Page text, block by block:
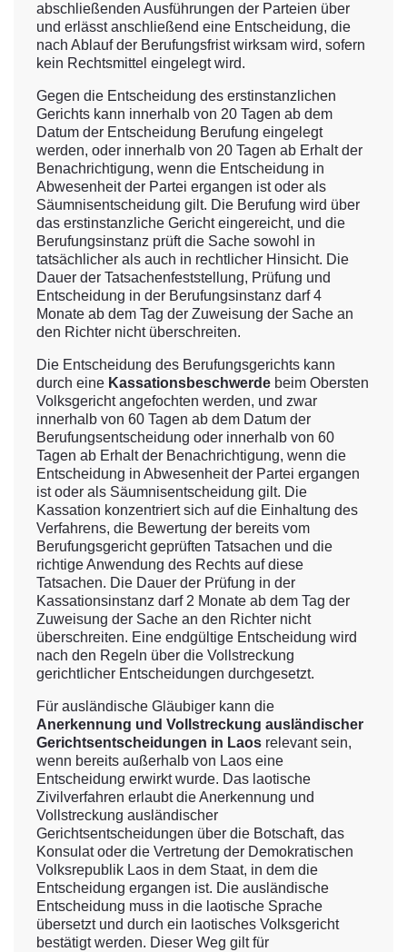
abschließenden Ausführungen der Parteien über
und erlässt anschließend eine Entscheidung, die
nach Ablauf der Berufungsfrist wirksam wird, sofern
kein Rechtsmittel eingelegt wird.
Gegen die Entscheidung des erstinstanzlichen
Gerichts kann innerhalb von 20 Tagen ab dem
Datum der Entscheidung Berufung eingelegt
werden, oder innerhalb von 20 Tagen ab Erhalt der
Benachrichtigung, wenn die Entscheidung in
Abwesenheit der Partei ergangen ist oder als
Säumnisentscheidung gilt. Die Berufung wird über
das erstinstanzliche Gericht eingereicht, und die
Berufungsinstanz prüft die Sache sowohl in
tatsächlicher als auch in rechtlicher Hinsicht. Die
Dauer der Tatsachenfeststellung, Prüfung und
Entscheidung in der Berufungsinstanz darf 4
Monate ab dem Tag der Zuweisung der Sache an
den Richter nicht überschreiten.
Die Entscheidung des Berufungsgerichts kann
durch eine Kassationsbeschwerde beim Obersten
Volksgericht angefochten werden, und zwar
innerhalb von 60 Tagen ab dem Datum der
Berufungsentscheidung oder innerhalb von 60
Tagen ab Erhalt der Benachrichtigung, wenn die
Entscheidung in Abwesenheit der Partei ergangen
ist oder als Säumnisentscheidung gilt. Die
Kassation konzentriert sich auf die Einhaltung des
Verfahrens, die Bewertung der bereits vom
Berufungsgericht geprüften Tatsachen und die
richtige Anwendung des Rechts auf diese
Tatsachen. Die Dauer der Prüfung in der
Kassationsinstanz darf 2 Monate ab dem Tag der
Zuweisung der Sache an den Richter nicht
überschreiten. Eine endgültige Entscheidung wird
nach den Regeln über die Vollstreckung
gerichtlicher Entscheidungen durchgesetzt.
Für ausländische Gläubiger kann die
Anerkennung und Vollstreckung ausländischer
Gerichtsentscheidungen in Laos relevant sein,
wenn bereits außerhalb von Laos eine
Entscheidung erwirkt wurde. Das laotische
Zivilverfahren erlaubt die Anerkennung und
Vollstreckung ausländischer
Gerichtsentscheidungen über die Botschaft, das
Konsulat oder die Vertretung der Demokratischen
Volksrepublik Laos in dem Staat, in dem die
Entscheidung ergangen ist. Die ausländische
Entscheidung muss in die laotische Sprache
übersetzt und durch ein laotisches Volksgericht
bestätigt werden. Dieser Weg gilt für